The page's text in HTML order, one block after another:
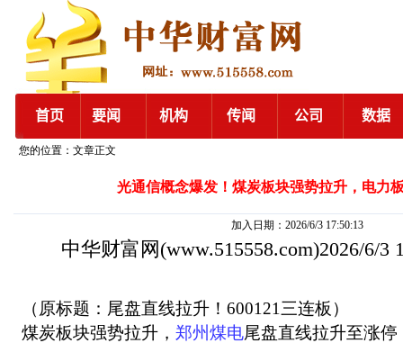
您的位置：文章正文
光通信概念爆发！煤炭板块强势拉升，电力
加入日期：2026/6/3 17:50:13
中华财富网 (www.515558.com)2026/6/3
（原标题：尾盘直线拉升！600121三连板）
煤炭板块强势拉升， 郑州煤电尾盘直线拉升至涨